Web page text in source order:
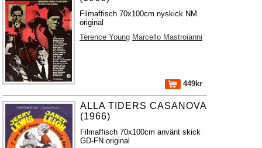
Filmaffisch 70x100cm nyskick NM
original
Terence Young Marcello Mastroianni
449kr
ALLA TIDERS CASANOVA
(1966)
Filmaffisch 70x100cm använt skick
GD-FN original